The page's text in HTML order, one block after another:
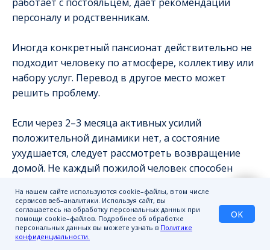
персоналу и родственникам.
Иногда конкретный пансионат действительно не
подходит человеку по атмосфере, коллективу или
набору услуг. Перевод в другое место может
решить проблему.
Если через 2–3 месяца активных усилий
положительной динамики нет, а состояние
ухудшается, следует рассмотреть возвращение
домой. Не каждый пожилой человек способен
Социальная адаптация пожилых к пансионату —
процесс, занимающий от нескольких недель до
трех месяцев. Успех зависит от подготовки,
На нашем сайте используются cookie–файлы, в том числе
сервисов веб–аналитики. Используя сайт, вы
соглашаетесь на обработку персональных данных при
помощи cookie–файлов. Подробнее об обработке
персональных данных вы можете узнать в Политике
конфиденциальности.
OK